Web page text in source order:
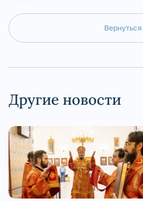
Другие новости